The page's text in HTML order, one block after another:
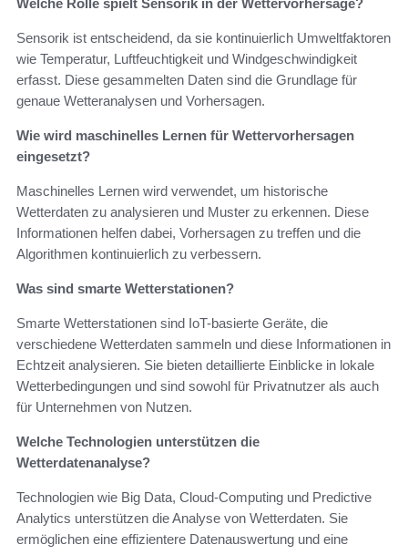
Sensorik ist entscheidend, da sie kontinuierlich Umweltfaktoren
wie Temperatur, Luftfeuchtigkeit und Windgeschwindigkeit
erfasst. Diese gesammelten Daten sind die Grundlage für
genaue Wetteranalysen und Vorhersagen.
Wie wird maschinelles Lernen für Wettervorhersagen
eingesetzt?
Maschinelles Lernen wird verwendet, um historische
Wetterdaten zu analysieren und Muster zu erkennen. Diese
Informationen helfen dabei, Vorhersagen zu treffen und die
Algorithmen kontinuierlich zu verbessern.
Was sind smarte Wetterstationen?
Smarte Wetterstationen sind IoT-basierte Geräte, die
verschiedene Wetterdaten sammeln und diese Informationen in
Echtzeit analysieren. Sie bieten detaillierte Einblicke in lokale
Wetterbedingungen und sind sowohl für Privatnutzer als auch
für Unternehmen von Nutzen.
Welche Technologien unterstützen die
Wetterdatenanalyse?
Technologien wie Big Data, Cloud-Computing und Predictive
Analytics unterstützen die Analyse von Wetterdaten. Sie
ermöglichen eine effizientere Datenauswertung und eine